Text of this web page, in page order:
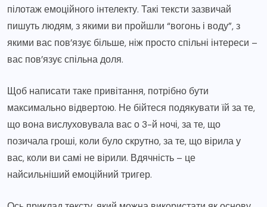
пілотаж емоційного інтелекту. Такі тексти зазвичай
пишуть людям, з якими ви пройшли “вогонь і воду”, з
якими вас пов’язує більше, ніж просто спільні інтереси –
вас пов’язує спільна доля.
Щоб написати таке привітання, потрібно бути
максимально відвертою. Не бійтеся подякувати їй за те,
що вона вислуховувала вас о 3-й ночі, за те, що
позичала гроші, коли було скрутно, за те, що вірила у
вас, коли ви самі не вірили. Вдячність – це
найсильніший емоційний тригер.